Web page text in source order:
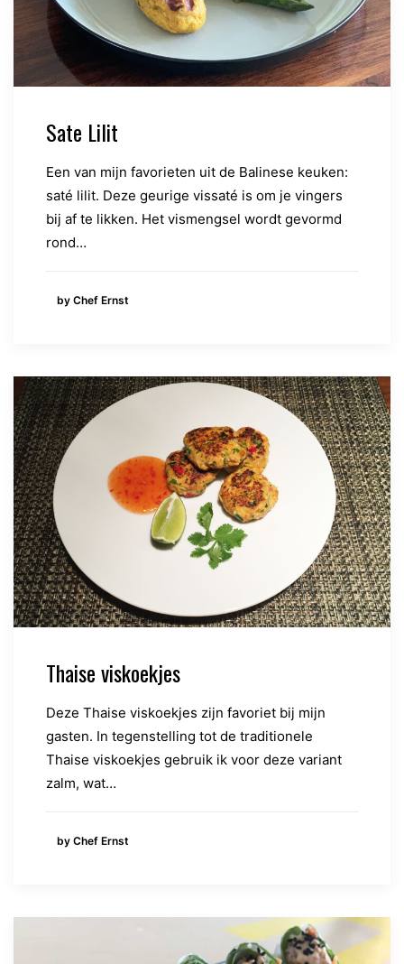
Sate Lilit
Een van mijn favorieten uit de Balinese keuken:
saté lilit. Deze geurige vissaté is om je vingers
bij af te likken. Het vismengsel wordt gevormd
rond…
by Chef Ernst
Thaise viskoekjes
Deze Thaise viskoekjes zijn favoriet bij mijn
gasten. In tegenstelling tot de traditionele
Thaise viskoekjes gebruik ik voor deze variant
zalm, wat…
by Chef Ernst